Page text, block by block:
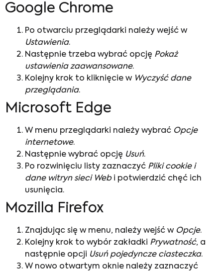
Google Chrome
Po otwarciu przeglądarki należy wejść w
Ustawienia.
Następnie trzeba wybrać opcję Pokaż
ustawienia zaawansowane.
Kolejny krok to kliknięcie w Wyczyść dane
przeglądania.
Microsoft Edge
W menu przeglądarki należy wybrać Opcje
internetowe.
Następnie wybrać opcję Usuń.
Po rozwinięciu listy zaznaczyć Pliki cookie i
dane witryn sieci Webi potwierdzić chęć ich
usunięcia.
Mozilla Firefox
Znajdując się w menu, należy wejść w Opcje.
Kolejny krok to wybór zakładki Prywatność, a
następnie opcji Usuń pojedyncze ciasteczka.
W nowo otwartym oknie należy zaznaczyć